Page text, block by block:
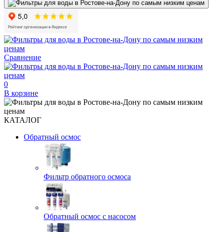
Сравнение
0
В корзине
КАТАЛОГ
Обратный осмос
Фильтр обратного осмоса
Обратный осмос с насосом